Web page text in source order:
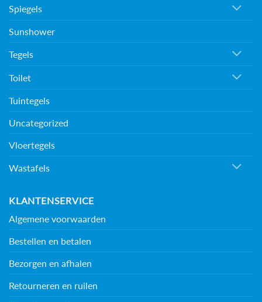
Spiegels
Sunshower
Tegels
Toilet
Tuintegels
Uncategorized
Vloertegels
Wastafels
KLANTENSERVICE
Algemene voorwaarden
Bestellen en betalen
Bezorgen en afhalen
Retourneren en ruilen